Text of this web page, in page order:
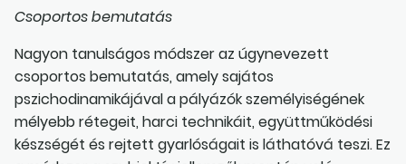
Csoportos bemutatás
Nagyon tanulságos módszer az úgynevezett
csoportos bemutatás, amely sajátos
pszichodinamikájával a pályázók személyiségének
mélyebb rétegeit, harci technikáit, együttműködési
készségét és rejtett gyarlóságait is láthatóvá teszi. Ez